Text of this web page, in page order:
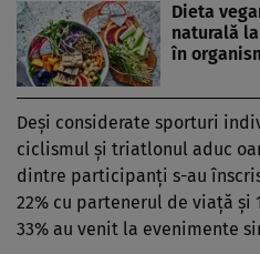
Dieta
naturală
în
Deși considerate sporturi
ciclismul și triatlonul aduc
dintre participanți s-au
22% cu partenerul de viață și
33% au venit la evenimente